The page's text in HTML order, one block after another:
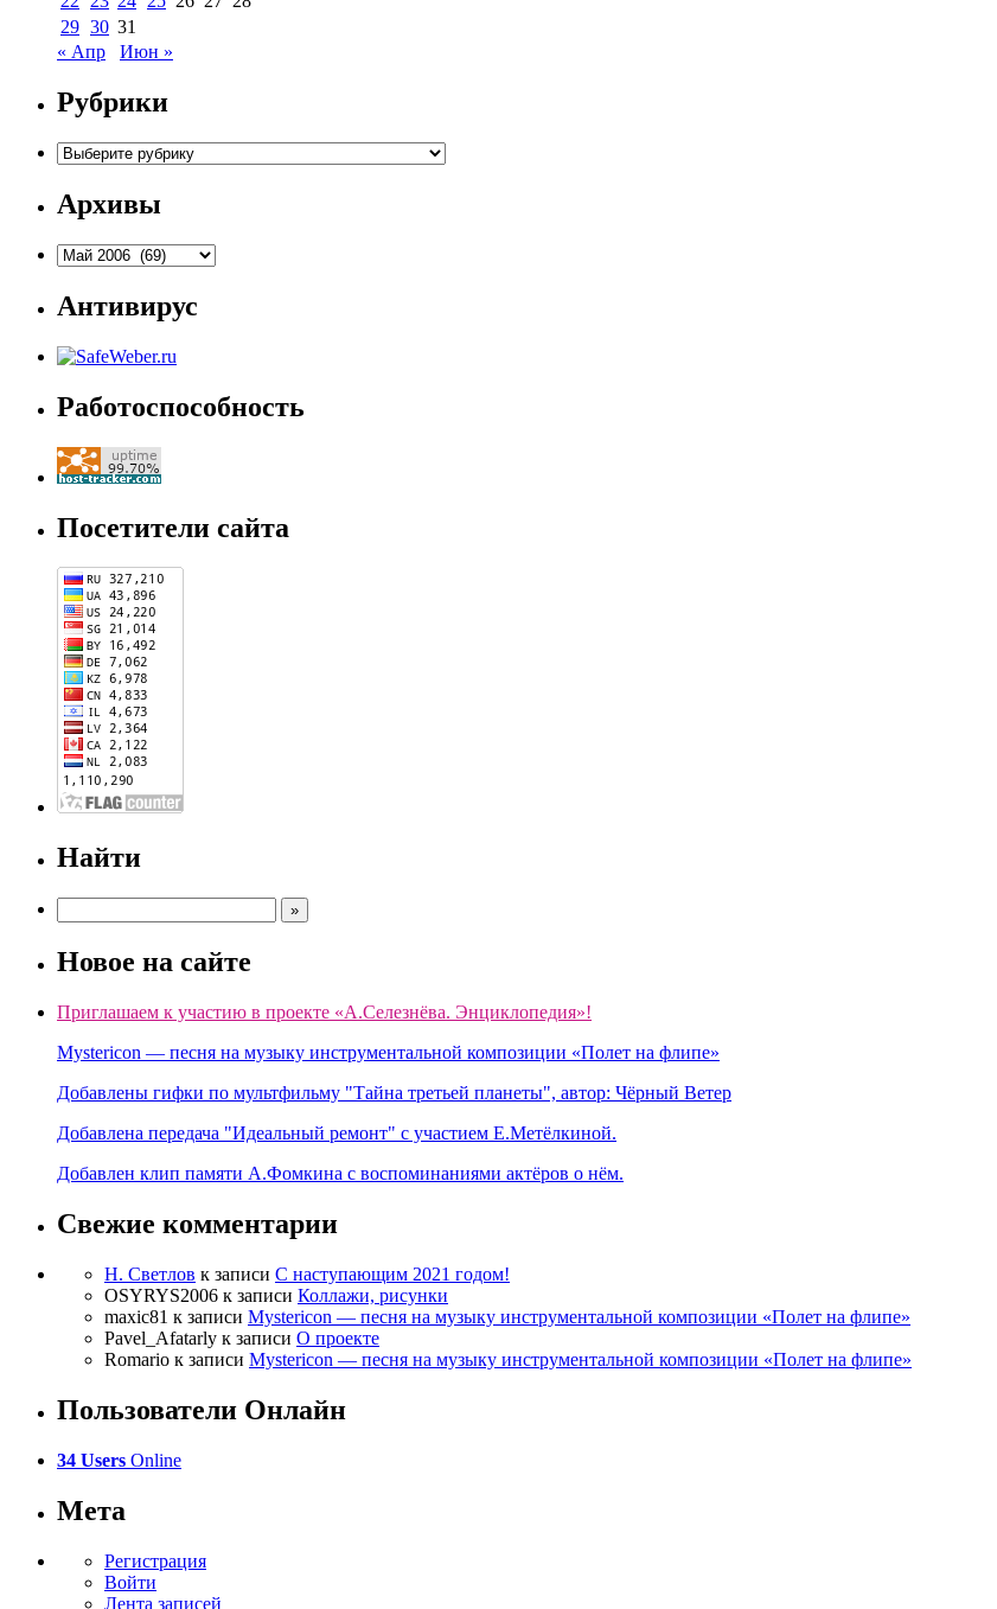
29 30 31
« Апр
Июн »
Рубрики
Рубрики
Архивы
Архивы
Антивирус
Работоспособность
Посетители сайта
Найти
Новое на сайте
Приглашаем к участию в проекте «А.Селезнёва. Энциклопедия»!
Mystericon — песня на музыку инструментальной композиции «Полет на флипе»
Добавлены гифки по мультфильму "Тайна третьей планеты", автор: Чёрный Ветер
Добавлена передача "Идеальный ремонт" с участием Е.Метёлкиной.
Добавлен клип памяти А.Фомкина с воспоминаниями актёров о нём.
Свежие комментарии
Н. Светлов к записи C наступающим 2021 годом!
OSYRYS2006 к записи Коллажи, рисунки
maxic81 к записи Mystericon — песня на музыку инструментальной композиции «Полет на флипе»
Pavel_Afatarly к записи О проекте
Romario к записи Mystericon — песня на музыку инструментальной композиции «Полет на флипе»
Пользователи Онлайн
34 Users Online
Мета
Регистрация
Войти
Лента записей